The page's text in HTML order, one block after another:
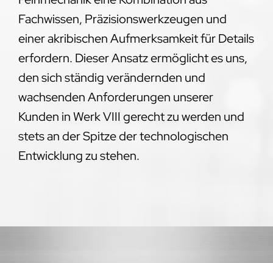
Fachwissen, Präzisionswerkzeugen und
einer akribischen Aufmerksamkeit für Details
erfordern. Dieser Ansatz ermöglicht es uns,
den sich ständig verändernden und
wachsenden Anforderungen unserer
Kunden in Werk VIII gerecht zu werden und
stets an der Spitze der technologischen
Entwicklung zu stehen.